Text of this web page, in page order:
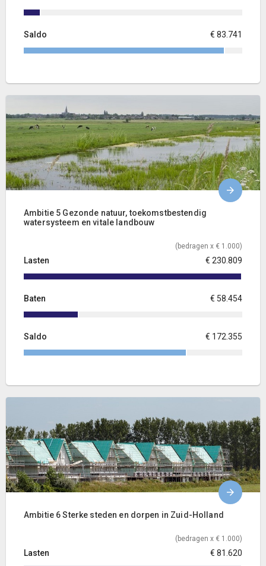
Saldo € 83.741
Ambitie 5 Gezonde natuur, toekomstbestendig
watersysteem en vitale landbouw
(bedragen x € 1.000)
Lasten € 230.809
Baten € 58.454
Saldo € 172.355
Ambitie 6 Sterke steden en dorpen in Zuid-Holland
(bedragen x € 1.000)
Lasten € 81.620